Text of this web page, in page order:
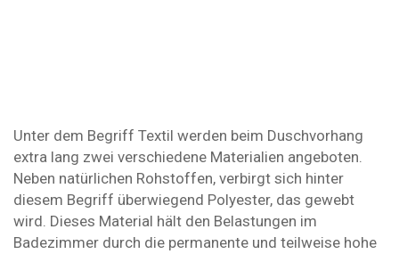
Unter dem Begriff Textil werden beim Duschvorhang
extra lang zwei verschiedene Materialien angeboten.
Neben natürlichen Rohstoffen, verbirgt sich hinter
diesem Begriff überwiegend Polyester, das gewebt
wird. Dieses Material hält den Belastungen im
Badezimmer durch die permanente und teilweise hohe